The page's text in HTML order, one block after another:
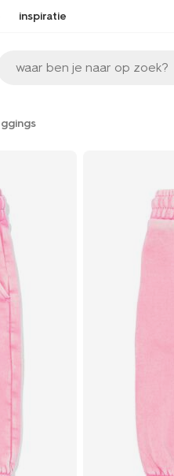
inspiratie
waar ben je naar op zoek?